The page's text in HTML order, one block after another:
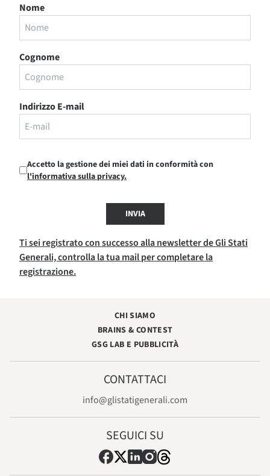
Nome
Cognome
Indirizzo E-mail
Accetto la gestione dei miei dati in conformità con
l'informativa sulla privacy.
INVIA
Ti sei registrato con successo alla newsletter de Gli Stati
Generali, controlla la tua mail per completare la
registrazione.
CHI SIAMO
BRAINS & CONTEST
GSG LAB E PUBBLICITÀ
CONTATTACI
info@glistatigenerali.com
SEGUICI SU